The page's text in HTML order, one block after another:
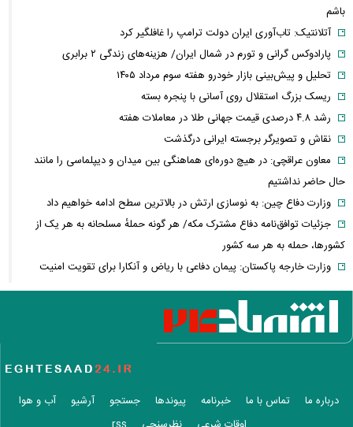
باشم
آتلانتیک: تاب‌آوری ایران دولت ترامپ را غافلگیر کرد
پارادوکس گرانی و تورم در شمال ایران/ هزینه‌های زندگی ۲ برابری
تحلیل و پیش‌بینی بازار خودرو هفته سوم مرداد ۱۴۰۵
ریسک بزرگ استقلال روی آسانی با پنجره بسته
رشد ۴.۸ درصدی قیمت جهانی طلا در معاملات هفته
نقاش و تصویرگر برجسته ایرانی درگذشت
معاون عراقچی: در هیچ دوره‌ای هماهنگی بین میدان و دیپلماسی را مانند
حال حاضر نداشتیم
وزارت دفاع چین: به نوسازی ارتش در بالاترین سطح ادامه خواهیم داد
جزئیات توافق‌نامه دفاع مشترک مکه/ هر گونه حملهٔ مسلحانه به هر یک از
کشورها، حمله به هر سه کشور
وزارت خارجه پاکستان: پیمان دفاعی با ریاض و آنکارا برای تقویت امنیت
منطقه امضا شد
اذعان ترامپ به تاثیر جنگ با ایران بر انتخابات میان دوره‌ای آمریکا
لغو افزایش تعرفه و تصاعد پلکانی بهای برق مشترکین کشاورزی
سی‌ان‌ان: توافق ایران و عمان به معنای بازگشایی تنگه نیست / آمریکا باید
شروط بیشتری را برآورده کند
درباره ما تماس با ما خبرنامه پیوندها جستجو آرشیو
آب و هوا